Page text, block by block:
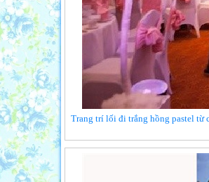
Trang trí lối đi trắng hồng pastel từ